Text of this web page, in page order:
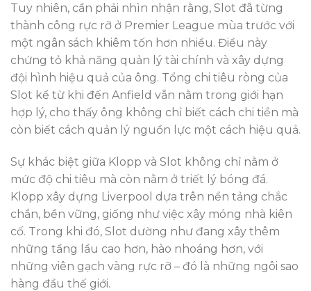
Tuy nhiên, cần phải nhìn nhận rằng, Slot đã từng
thành công rực rỡ ở Premier League mùa trước với
một ngân sách khiêm tốn hơn nhiều. Điều này
chứng tỏ khả năng quản lý tài chính và xây dựng
đội hình hiệu quả của ông. Tổng chi tiêu ròng của
Slot kể từ khi đến Anfield vẫn nằm trong giới hạn
hợp lý, cho thấy ông không chỉ biết cách chi tiền mà
còn biết cách quản lý nguồn lực một cách hiệu quả.
Sự khác biệt giữa Klopp và Slot không chỉ nằm ở
mức độ chi tiêu mà còn nằm ở triết lý bóng đá.
Klopp xây dựng Liverpool dựa trên nền tảng chắc
chắn, bền vững, giống như việc xây móng nhà kiên
cố. Trong khi đó, Slot dường như đang xây thêm
những tầng lầu cao hơn, hào nhoáng hơn, với
những viên gạch vàng rực rỡ – đó là những ngôi sao
hàng đầu thế giới.